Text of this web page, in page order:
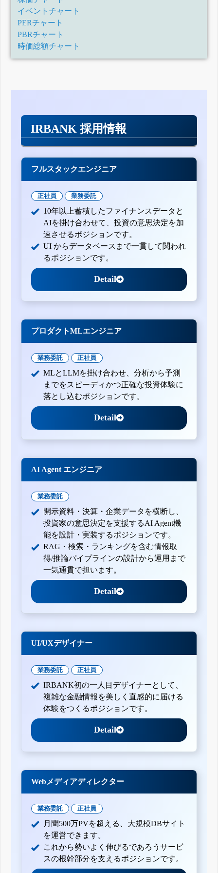
イベントチャート
PERチャート
PBRチャート
時価総額チャート
IRBANK 採用情報
フルスタックエンジニア
正社員 業務委託
10年以上蓄積したファイナンスデータと
AIを掛け合わせて、投資の意思決定を加
速させるポジションです。
UI からデータベースまで一貫して関われ
るポジションです。
Detail
プロダクトMLエンジニア
業務委託 正社員
MLとLLMを掛け合わせ、分析から予測
までをスピーディかつ正確な投資体験に
落とし込むポジションです。
Detail
AI Agent エンジニア
業務委託
開示資料・決算・企業データを横断し、
投資家の意思決定を支援するAI Agent機
能を設計・実装するポジションです。
RAG・検索・ランキングを含む情報取
得/推論パイプラインの設計から運用まで
一気通貫で担います。
Detail
UI/UXデザイナー
業務委託 正社員
IRBANK初の一人目デザイナーとして、
複雑な金融情報を美しく直感的に届ける
体験をつくるポジションです。
Detail
Webメディアディレクター
業務委託 正社員
月間500万PVを超える、大規模DBサイト
を運営できます。
これから勢いよく伸びるであろうサービ
スの根幹部分を支えるポジションです。